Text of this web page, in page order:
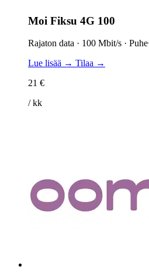
Moi Fiksu 4G 100
Rajaton data · 100 Mbit/s ·
Lue lisää → Tilaa →
21 €
/ kk